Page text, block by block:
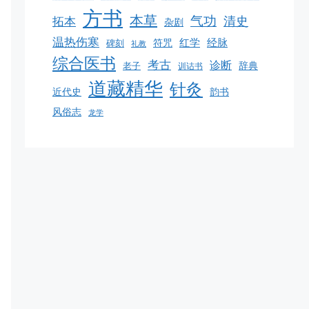
拓本 方书 本草 杂剧 气功 清史
温热伤寒 碑刻 礼教 符咒 红学 经脉
综合医书 老子 考古 训诂书 诊断 辞典
近代史 道藏精华 针灸 韵书
风俗志 龙学